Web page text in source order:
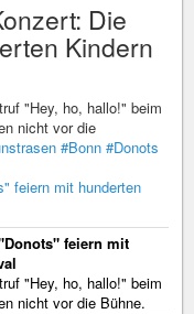
Die
Kindern
"Hey, ho, hallo!" beim
nicht vor die
#Bonn #Donots
feiern mit hunderten
feiern mit
"Hey, ho, hallo!" beim
nicht vor die Bühne.